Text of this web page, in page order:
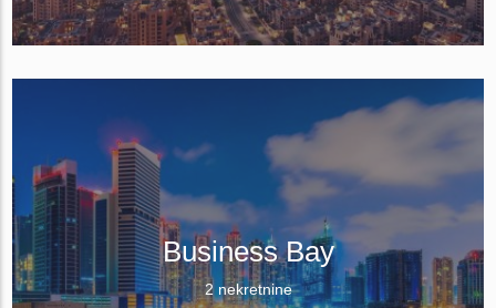
Business Bay
2 nekretnine